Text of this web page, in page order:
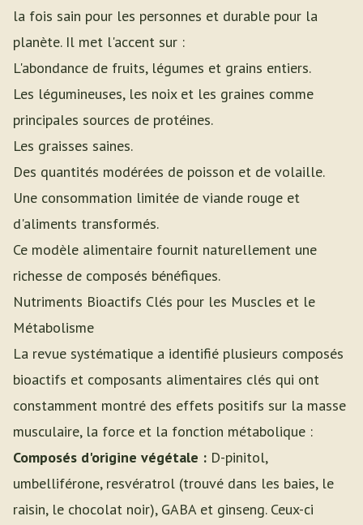
la fois sain pour les personnes et durable pour la
planète. Il met l'accent sur :
L'abondance de fruits, légumes et grains entiers.
Les légumineuses, les noix et les graines comme
principales sources de protéines.
Les graisses saines.
Des quantités modérées de poisson et de volaille.
Une consommation limitée de viande rouge et
d'aliments transformés.
Ce modèle alimentaire fournit naturellement une
richesse de composés bénéfiques.
Nutriments Bioactifs Clés pour les Muscles et le
Métabolisme
La revue systématique a identifié plusieurs composés
bioactifs et composants alimentaires clés qui ont
constamment montré des effets positifs sur la masse
musculaire, la force et la fonction métabolique :
Composés d'origine végétale : D-pinitol,
umbelliférone, resvératrol (trouvé dans les baies, le
raisin, le chocolat noir), GABA et ginseng. Ceux-ci